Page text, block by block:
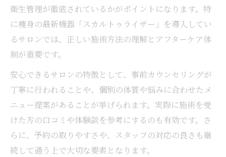
衛生管理が徹底されているかがポイントになります。特
に痩身の最新機器「スカルトゥライザー」を導入してい
るサロンでは、正しい施術方法の理解とアフターケア体
制が重要です。
安心できるサロンの特徴として、事前カウンセリングが
丁寧に行われることや、個別の体質や悩みに合わせたメ
ニュー提案があることが挙げられます。実際に施術を受
けた方の口コミや体験談を参考にするのも有効です。さ
らに、予約の取りやすさや、スタッフの対応の良さも継
続して通う上で大切な要素となります。